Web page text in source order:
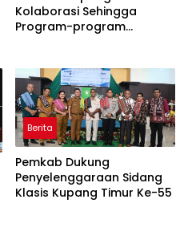
Kolaborasi Sehingga
Program-program
Berita
Pemkab Dukung
Penyelenggaraan Sidang
Klasis Kupang Timur Ke-55